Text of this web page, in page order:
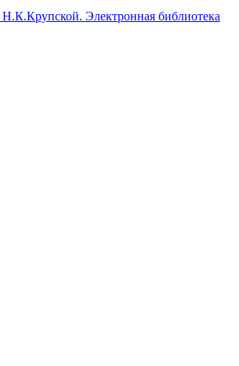
Электронная библиотека